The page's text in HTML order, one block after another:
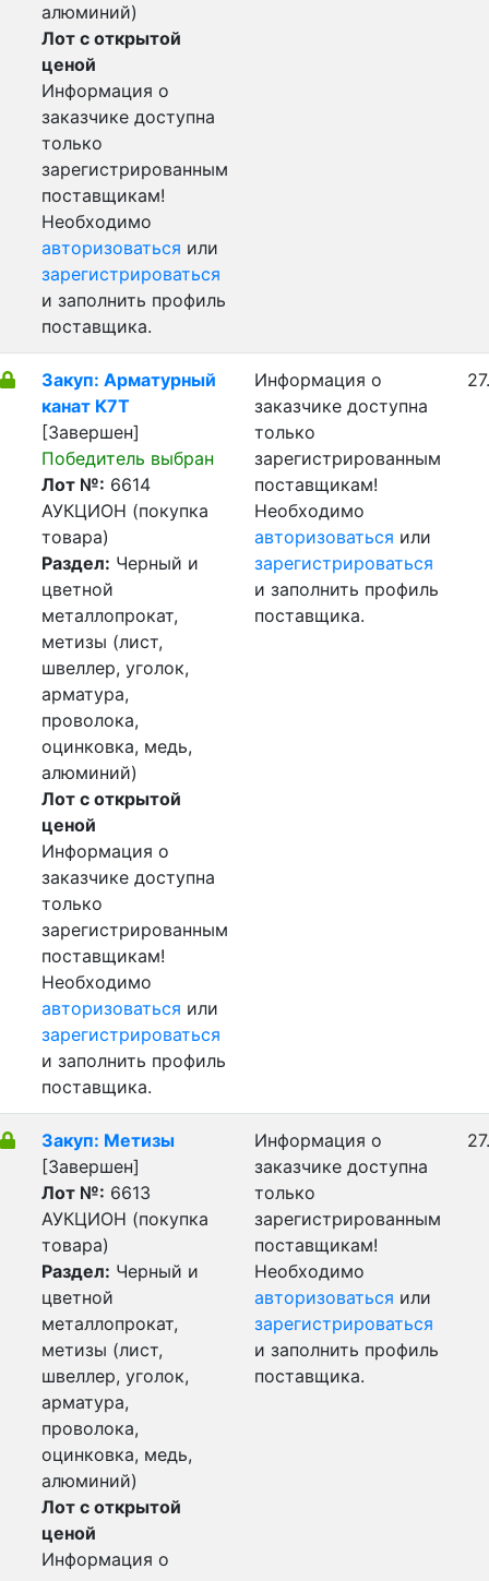
алюминий)
Лот с открытой
ценой
Информация о
заказчике доступна
только
зарегистрированным
поставщикам!
Необходимо
авторизоваться или
зарегистрироваться
и заполнить профиль
поставщика.
Закуп: Арматурный
канат К7Т
[Завершен]
Победитель выбран
Лот №: 6614
АУКЦИОН (покупка
товара)
Раздел: Черный и
цветной
металлопрокат,
метизы (лист,
швеллер, уголок,
арматура,
проволока,
оцинковка, медь,
алюминий)
Лот с открытой
ценой
Информация о
заказчике доступна
только
зарегистрированным
поставщикам!
Необходимо
авторизоваться или
зарегистрироваться
и заполнить профиль
поставщика.
Информация о
заказчике доступна
только
зарегистрированным
поставщикам!
Необходимо
авторизоваться или
зарегистрироваться
и заполнить профиль
поставщика.
Закуп: Метизы
[Завершен]
Лот №: 6613
АУКЦИОН (покупка
товара)
Раздел: Черный и
цветной
металлопрокат,
метизы (лист,
швеллер, уголок,
арматура,
проволока,
оцинковка, медь,
алюминий)
Лот с открытой
ценой
Информация о
Информация о
заказчике доступна
только
зарегистрированным
поставщикам!
Необходимо
авторизоваться или
зарегистрироваться
и заполнить профиль
поставщика.